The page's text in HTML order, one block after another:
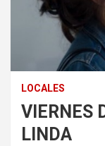
LOCALES
VIERNES
LINDA